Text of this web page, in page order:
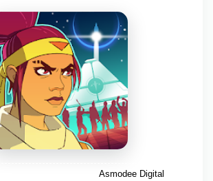
Asmodee Digital